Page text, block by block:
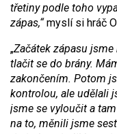
třetiny podle toho
zápas,“myslí si hráč
„Začátek zápasu jsme
tlačit se do brány. M
zakončením. Potom
kontrolou, ale udělali
jsme se vyloučit a
na to, měnili jsme